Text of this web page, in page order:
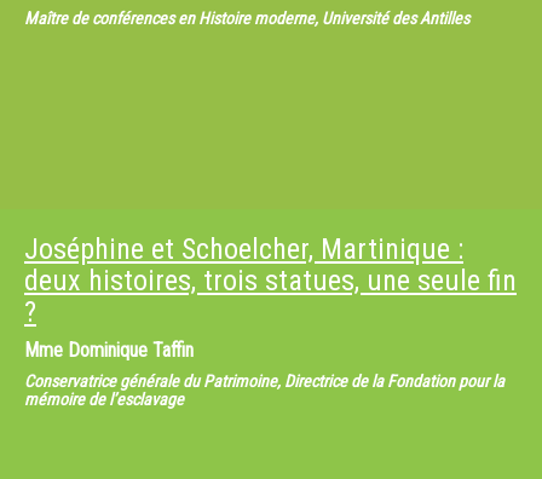
Maître de conférences en Histoire moderne, Université des Antilles
Joséphine et Schoelcher, Martinique :
deux histoires, trois statues, une seule fin
?
Mme Dominique Taffin
Conservatrice générale du Patrimoine, Directrice de la Fondation pour la
mémoire de l’esclavage